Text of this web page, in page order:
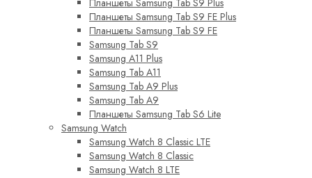
Планшеты Samsung Tab S9 FE Plus
Планшеты Samsung Tab S9 FE
Samsung Tab S9
Samsung A11 Plus
Samsung Tab A11
Samsung Tab A9 Plus
Samsung Tab A9
Планшеты Samsung Tab S6 Lite
Samsung Watch
Samsung Watch 8 Classic LTE
Samsung Watch 8 Classic
Samsung Watch 8 LTE